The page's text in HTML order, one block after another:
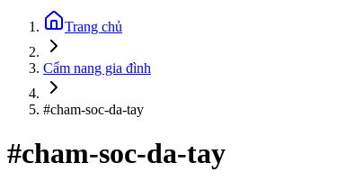
Trang chủ
Cẩm nang gia đình
#cham-soc-da-tay
#cham-soc-da-tay